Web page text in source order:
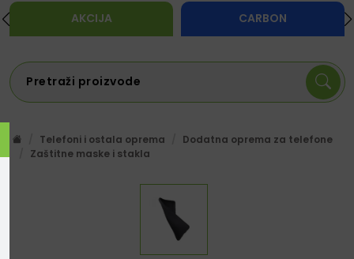
AKCIJA CARBON
Telefoni i ostala oprema
Dodatna oprema za telefone
Zaštitne maske i stakla